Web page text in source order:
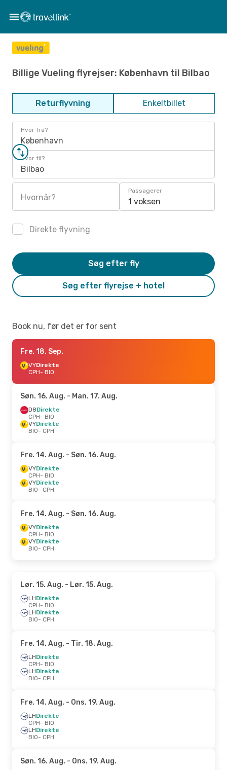
Billige Vueling flyrejser: København til Bilbao
Returflyvning Enkeltbillet
Hvor fra?
København
Hvor til?
Bilbao
Hvornår?
Passagerer
1 voksen
Direkte flyvning
Søg efter flyrejse + hotel
Søg efter fly
Book nu, før det er for sent
Fre. 18. Sep.
VYDirekte
CPH- BIO
Søn. 16. Aug. - Man. 17. Aug.
D8Direkte
CPH- BIO
VYDirekte
BIO- CPH
Fre. 14. Aug. - Søn. 16. Aug.
VYDirekte
CPH- BIO
VYDirekte
BIO- CPH
Fre. 14. Aug. - Søn. 16. Aug.
VYDirekte
CPH- BIO
VYDirekte
BIO- CPH
Lør. 15. Aug. - Lør. 15. Aug.
LHDirekte
CPH- BIO
LHDirekte
BIO- CPH
Fre. 14. Aug. - Tir. 18. Aug.
LHDirekte
CPH- BIO
LHDirekte
BIO- CPH
Fre. 14. Aug. - Ons. 19. Aug.
LHDirekte
CPH- BIO
LHDirekte
BIO- CPH
Søn. 16. Aug. - Ons. 19. Aug.